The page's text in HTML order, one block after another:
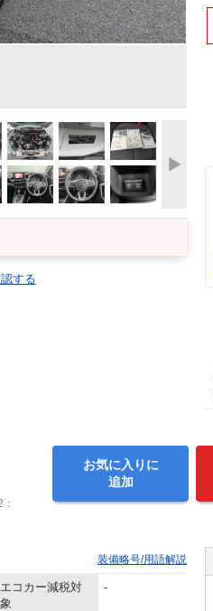
する
お気に入りに
追加
装備略号/用語解説
エコカー減税対
象
-